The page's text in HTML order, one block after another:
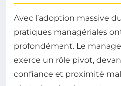
Avec l’adoption massive
pratiques managériales
profondément. Le
exerce un rôle pivot,
confiance et proximité